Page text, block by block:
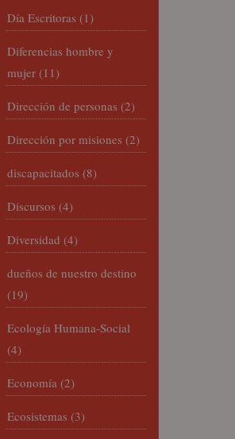
Día Escritoras (1)
Diferencias hombre y
mujer (11)
Dirección de personas (2)
Dirección por misiones (2)
discapacitados (8)
Discursos (4)
Diversidad (4)
dueños de nuestro destino
(19)
Ecología Humana-Social
(4)
Economía (2)
Ecosistemas (3)